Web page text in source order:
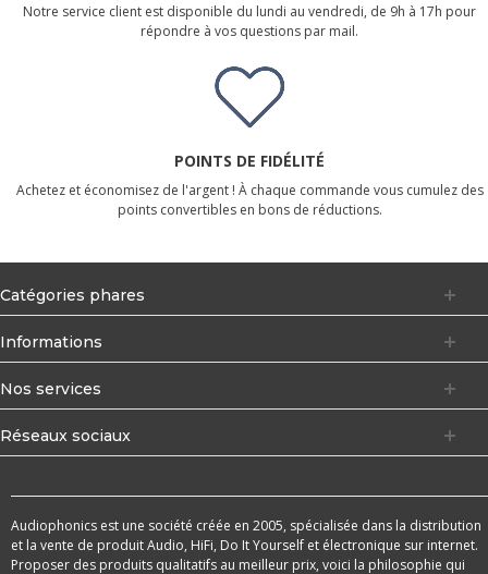
Notre service client est disponible du lundi au vendredi, de 9h à 17h pour
répondre à vos questions par mail.
POINTS DE FIDÉLITÉ
Achetez et économisez de l'argent ! À chaque commande vous cumulez des
points convertibles en bons de réductions.
Catégories phares
Informations
Nos services
Réseaux sociaux
Audiophonics est une société créée en 2005, spécialisée dans la distribution
et la vente de produit Audio, HiFi, Do It Yourself et électronique sur internet.
Proposer des produits qualitatifs au meilleur prix, voici la philosophie qui